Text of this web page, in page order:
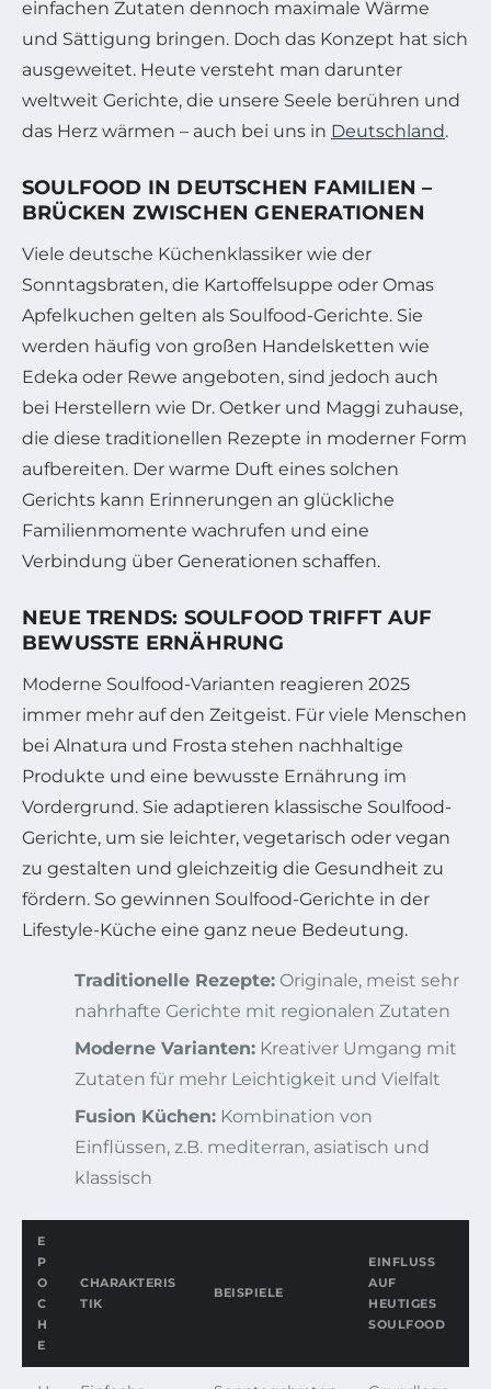
einfachen Zutaten dennoch maximale Wärme
und Sättigung bringen. Doch das Konzept hat sich
ausgeweitet. Heute versteht man darunter
weltweit Gerichte, die unsere Seele berühren und
das Herz wärmen – auch bei uns in Deutschland.
SOULFOOD IN DEUTSCHEN FAMILIEN –
BRÜCKEN ZWISCHEN GENERATIONEN
Viele deutsche Küchenklassiker wie der
Sonntagsbraten, die Kartoffelsuppe oder Omas
Apfelkuchen gelten als Soulfood-Gerichte. Sie
werden häufig von großen Handelsketten wie
Edeka oder Rewe angeboten, sind jedoch auch
bei Herstellern wie Dr. Oetker und Maggi zuhause,
die diese traditionellen Rezepte in moderner Form
aufbereiten. Der warme Duft eines solchen
Gerichts kann Erinnerungen an glückliche
Familienmomente wachrufen und eine
Verbindung über Generationen schaffen.
NEUE TRENDS: SOULFOOD TRIFFT AUF
BEWUSSTE ERNÄHRUNG
Moderne Soulfood-Varianten reagieren 2025
immer mehr auf den Zeitgeist. Für viele Menschen
bei Alnatura und Frosta stehen nachhaltige
Produkte und eine bewusste Ernährung im
Vordergrund. Sie adaptieren klassische Soulfood-
Gerichte, um sie leichter, vegetarisch oder vegan
zu gestalten und gleichzeitig die Gesundheit zu
fördern. So gewinnen Soulfood-Gerichte in der
Lifestyle-Küche eine ganz neue Bedeutung.
Traditionelle Rezepte: Originale, meist sehr
nahrhafte Gerichte mit regionalen Zutaten
Moderne Varianten: Kreativer Umgang mit
Zutaten für mehr Leichtigkeit und Vielfalt
Fusion Küchen: Kombination von
Einflüssen, z.B. mediterran, asiatisch und
klassisch
E
P
O
C
H
E
CHARAKTERIS
TIK
BEISPIELE
EINFLUSS
AUF
HEUTIGES
SOULFOOD